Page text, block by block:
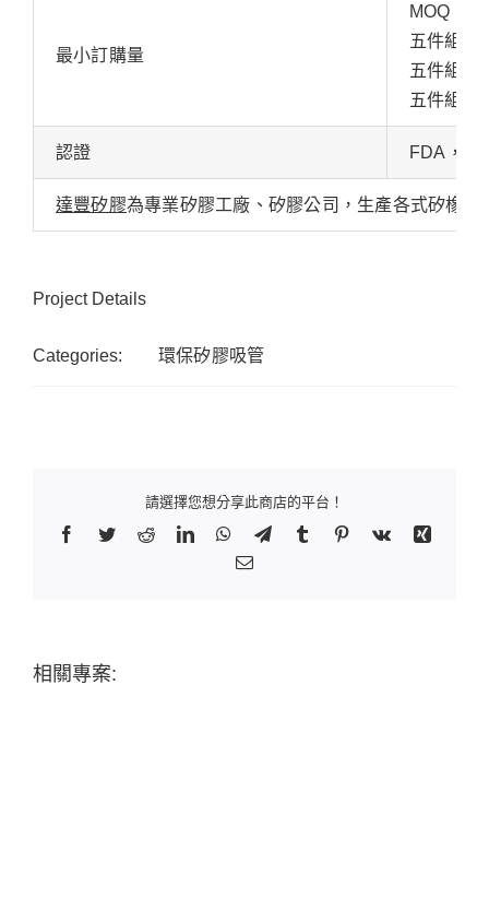
最小訂購量
MOQ：
五件組：
五件組
五件組：
認證 FDA，
達豐矽膠為專業矽膠工廠、矽膠公司，生產各式矽橡
Project Details
Categories: 環保矽膠吸管
請選擇您想分享此商店的平台！
Facebook
TwitterRedditLinkedInWhatsApp
TelegramTumblr Pinterest
Vk
Xing
Email:
相關專案: